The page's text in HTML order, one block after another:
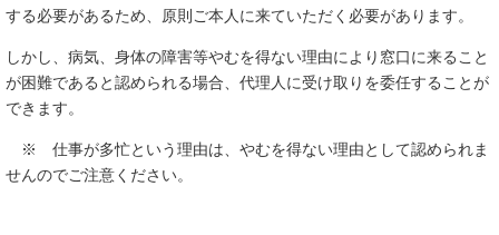
する必要があるため、原則ご本人に来ていただく必要があります。
しかし、病気、身体の障害等やむを得ない理由により窓口に来ること
が困難であると認められる場合、代理人に受け取りを委任することが
できます。
※ 仕事が多忙という理由は、やむを得ない理由として認められま
せんのでご注意ください。